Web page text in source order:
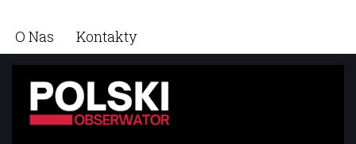
O Nas Kontakty